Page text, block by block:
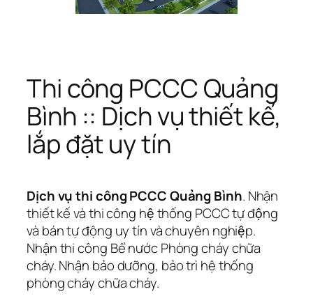
Thi công PCCC Quảng
Bình :: Dịch vụ thiết kế,
lắp đặt uy tín
Dịch vụ thi công PCCC Quảng Bình. Nhận
thiết kế và thi công hệ thống PCCC tự động
và bán tự động uy tín và chuyên nghiệp.
Nhận thi công Bể nước Phòng cháy chữa
cháy. Nhận bảo dưỡng, bảo trì hệ thống
phòng cháy chữa cháy.